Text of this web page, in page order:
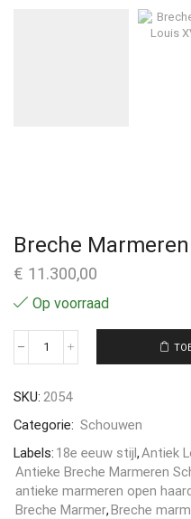
Breche
€ 11.300,00
Op voorraad
SKU: 2054
Categorie: Schouwen
Labels: 18e eeuw stijl,Antiek
Antieke Breche Marmeren
antieke marmeren open
Breche Marmer,Breche